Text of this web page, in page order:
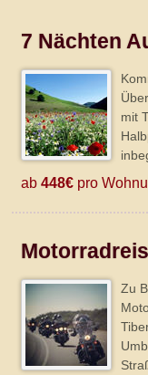
7 Nächten
mit
ab448€ pro
Zu